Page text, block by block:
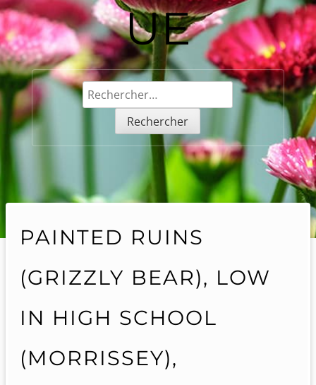
UE
Rechercher :
PAINTED RUINS
(GRIZZLY BEAR), LOW
IN HIGH SCHOOL
(MORRISSEY),